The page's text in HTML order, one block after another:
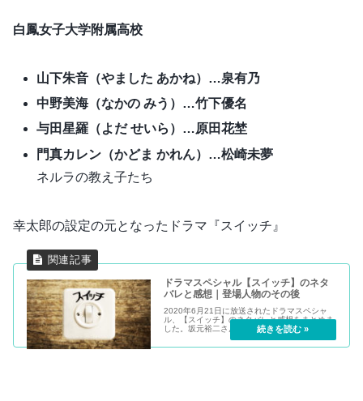
白鳳女子大学附属高校
山下朱音（やました あかね）…泉有乃
中野美海（なかの みう）…竹下優名
与田星羅（よだ せいら）…原田花埜
門真カレン（かどま かれん）…松崎未夢
ネルラの教え子たち
幸太郎の設定の元となったドラマ『スイッチ』
ドラマスペシャル【スイッチ】のネタ
バレと感想｜登場人物のその後
2020年6月21日に放送されたドラマスペシャ
ル、【スイッチ】のネタバレと感想をまとめま
した。坂元裕二さん脚本で阿部サダヲさんと松
たか子さんが共演したドラマです。圧倒的な量
のセリフのやり取りが面白く、見ていて所々笑